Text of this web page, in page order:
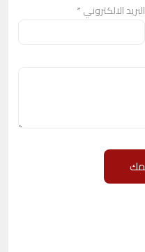
البريد الالكتروني*